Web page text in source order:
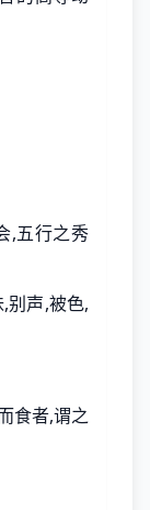
,五行之秀
别声,被色,
食者,谓之